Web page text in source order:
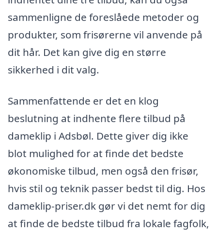
sammenligne de foreslåede metoder og
produkter, som frisørerne vil anvende på
dit hår. Det kan give dig en større
sikkerhed i dit valg.
Sammenfattende er det en klog
beslutning at indhente flere tilbud på
dameklip i Adsbøl. Dette giver dig ikke
blot mulighed for at finde det bedste
økonomiske tilbud, men også den frisør,
hvis stil og teknik passer bedst til dig. Hos
dameklip-priser.dk gør vi det nemt for dig
at finde de bedste tilbud fra lokale fagfolk,